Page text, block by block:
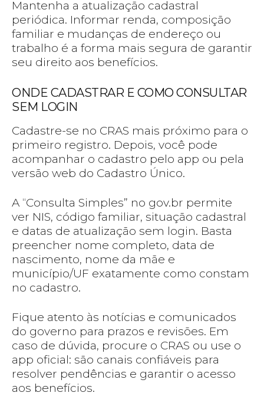
Mantenha a atualização cadastral
periódica. Informar renda, composição
familiar e mudanças de endereço ou
trabalho é a forma mais segura de garantir
seu direito aos benefícios.
ONDE CADASTRAR E COMO CONSULTAR
SEM LOGIN
Cadastre-se no CRAS mais próximo para o
primeiro registro. Depois, você pode
acompanhar o cadastro pelo app ou pela
versão web do Cadastro Único.
A “Consulta Simples” no gov.br permite
ver NIS, código familiar, situação cadastral
e datas de atualização sem login. Basta
preencher nome completo, data de
nascimento, nome da mãe e
município/UF exatamente como constam
no cadastro.
Fique atento às notícias e comunicados
do governo para prazos e revisões. Em
caso de dúvida, procure o CRAS ou use o
app oficial: são canais confiáveis para
resolver pendências e garantir o acesso
aos benefícios.